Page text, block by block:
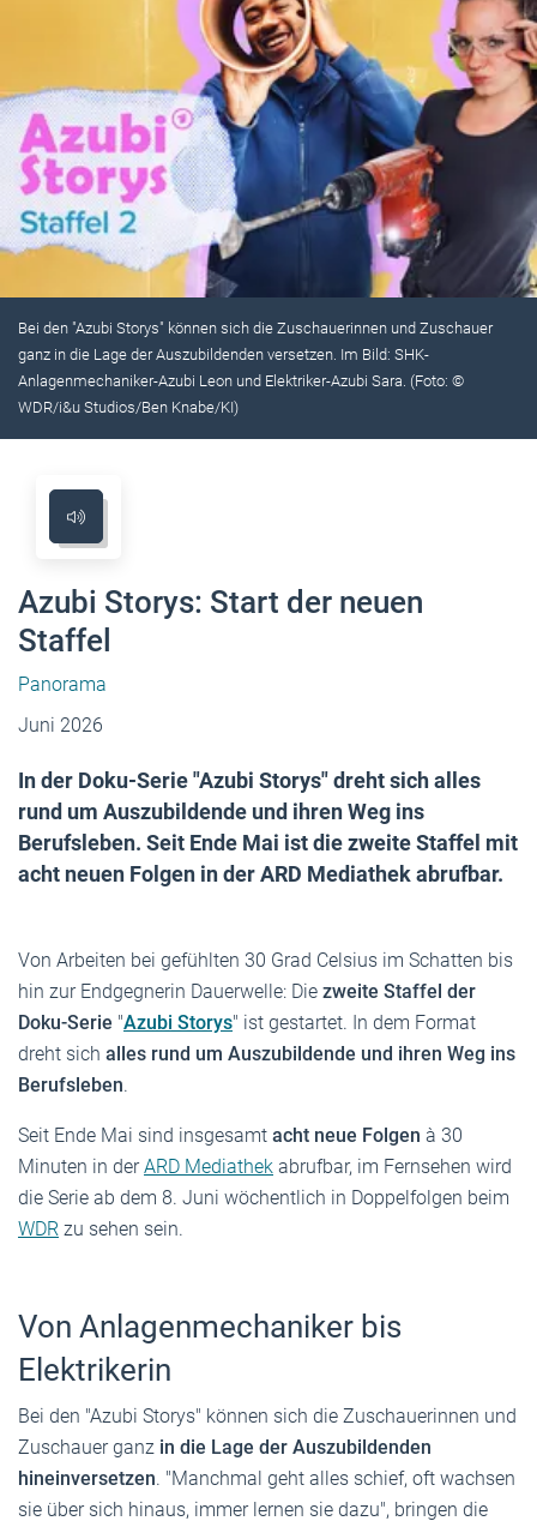
Bei den "Azubi Storys" können sich die Zuschauerinnen und Zuschauer
ganz in die Lage der Auszubildenden versetzen. Im Bild: SHK-
Anlagenmechaniker-Azubi Leon und Elektriker-Azubi Sara. (Foto: ©
WDR/i&u Studios/Ben Knabe/KI)
Azubi Storys: Start der neuen
Staffel
Panorama
Juni 2026
In der Doku-Serie "Azubi Storys" dreht sich alles
rund um Auszubildende und ihren Weg ins
Berufsleben. Seit Ende Mai ist die zweite Staffel mit
acht neuen Folgen in der ARD Mediathek abrufbar.
Von Arbeiten bei gefühlten 30 Grad Celsius im Schatten bis
hin zur Endgegnerin Dauerwelle: Die zweite Staffel der
Doku-Serie "Azubi Storys" ist gestartet. In dem Format
dreht sich alles rund um Auszubildende und ihren Weg ins
Berufsleben.
Seit Ende Mai sind insgesamt acht neue Folgen à 30
Minuten in derARD Mediathek abrufbar, im Fernsehen wird
die Serie ab dem 8. Juni wöchentlich in Doppelfolgen beim
WDR zu sehen sein.
Von Anlagenmechaniker bis
Elektrikerin
Bei den "Azubi Storys" können sich die Zuschauerinnen und
Zuschauer ganz in die Lage der Auszubildenden
hineinversetzen. "Manchmal geht alles schief, oft wachsen
sie über sich hinaus, immer lernen sie dazu", bringen die